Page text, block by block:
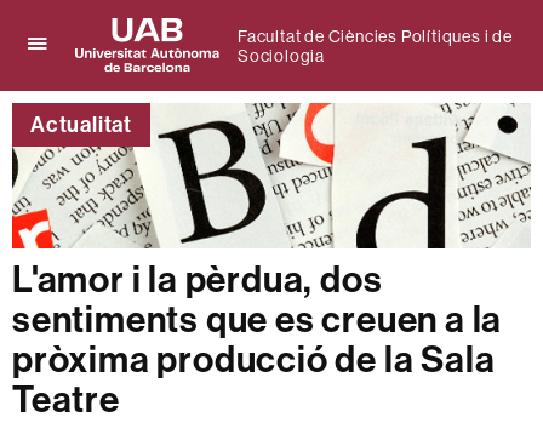
per
desplegar
el
menú
de
Facultat
de
Ciències
Polítiques
i
de
Sociologia
Universitat
Autònoma
de
Barcelona
Facultat de Ciències Polítiques i de
Sociologia
Actualitat
L'amor i la pèrdua, dos
sentiments que es creuen a la
pròxima producció de la Sala
Teatre